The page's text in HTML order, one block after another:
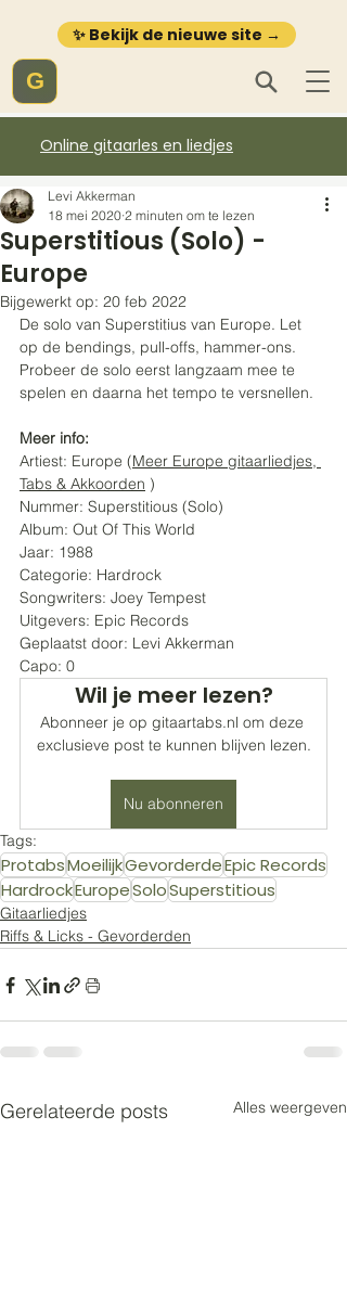
✨ Bekijk de nieuwe site →
G
Online gitaarles en liedjes
Superstitious (Solo) -
Europe
Levi Akkerman
18 mei 2020 2 minuten om te lezen
Bijgewerkt op: 20 feb 2022
De solo van Superstitius van Europe. Let
op de bendings, pull-offs, hammer-ons.
Probeer de solo eerst langzaam mee te
spelen en daarna het tempo te versnellen.
Meer info:
Artiest: Europe (Meer Europe gitaarliedjes,
Tabs & Akkoorden )
Nummer: Superstitious (Solo)
Album: Out Of This World
Jaar: 1988
Categorie: Hardrock
Songwriters: Joey Tempest
Uitgevers: Epic Records
Geplaatst door: Levi Akkerman
Capo: 0
Wil je meer lezen?
Abonneer je op gitaartabs.nl om deze
exclusieve post te kunnen blijven lezen.
Nu abonneren
Tags:
ProtabsMoeilijkGevorderdeEpic Records
HardrockEuropeSoloSuperstitious
Gitaarliedjes
Riffs & Licks - Gevorderden
Gerelateerde posts Alles weergeven